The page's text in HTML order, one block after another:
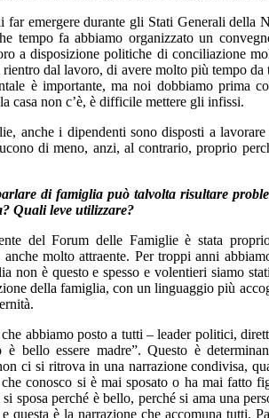
far emergere durante gli Stati Generali della
tempo fa abbiamo organizzato un
a disposizione politiche di conciliazione
dal lavoro, di avere molto più tempo
è importante, ma noi dobbiamo prima
casa non c’è, è difficile mettere gli infissi.
anche i dipendenti sono disposti a
di meno, anzi, al contrario, proprio
di famiglia può talvolta risultare
Quali leve utilizzare?
del Forum delle Famiglie è stata
molto attraente. Per troppi anni
non è questo e spesso e volentieri siamo
della famiglia, con un linguaggio più
abbiamo posto a tutti – leader politici,
è bello essere madre”. Questo è
ci si ritrova in una narrazione condivisa,
che conosco si è mai sposato o ha mai fatto
sposa perché è bello, perché si ama una
e questa è la narrazione che accomuna